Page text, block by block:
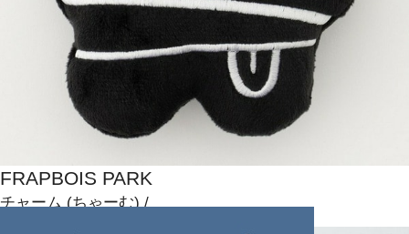
FRAPBOIS PARK
チャーム(ちゃーむ) /